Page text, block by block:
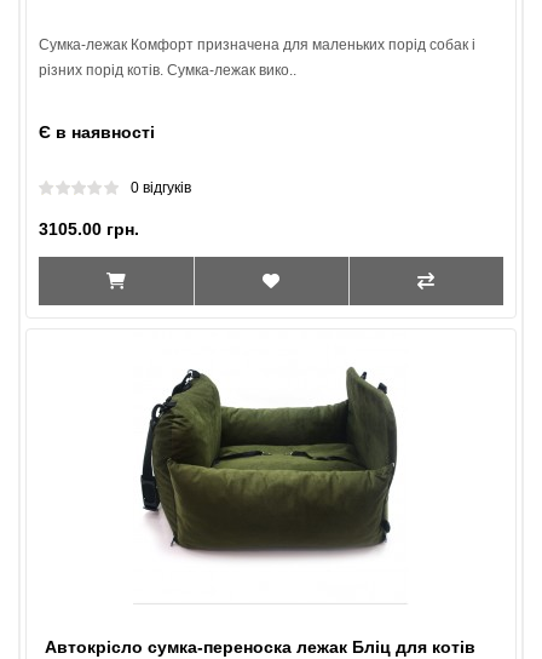
Сумка-лежак Комфорт призначена для маленьких порід собак і
різних порід котів. Сумка-лежак вико..
Є в наявності
0 відгуків
3105.00 грн.
Автокрісло сумка-переноска лежак Бліц для котів